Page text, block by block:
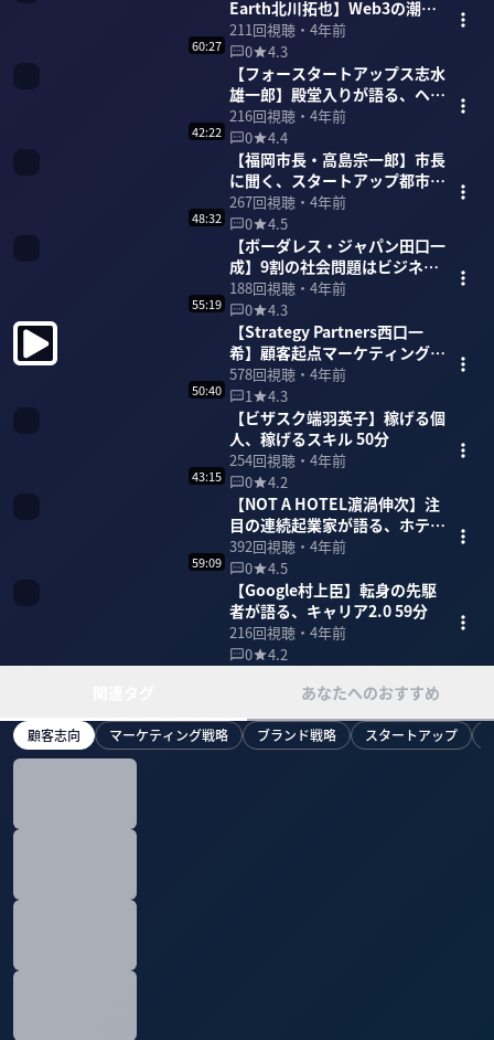
Earth北川拓也】Web3の潮流
と新しい資本主義 49分
211回視聴・ 4年前
0
4.3
60:27
【フォースタートアップス志水
雄一郎】殿堂入りが語る、ヘッ
ドハンターの世界 60分
216回視聴・ 4年前
0
4.4
42:22
【福岡市長・高島宗一郎】市長
に聞く、スタートアップ都市
「福岡」 42分
267回視聴・ 4年前
0
4.5
48:32
【ボーダレス・ジャパン田口一
成】9割の社会問題はビジネス
で解決できる 48分
188回視聴・ 4年前
0
4.3
55:19
【Strategy Partners西口一
希】顧客起点マーケティングを
語り尽くす 55分
578回視聴・ 4年前
1
4.3
50:40
【ビザスク端羽英子】稼げる個
人、稼げるスキル 50分
254回視聴・ 4年前
0
4.2
43:15
【NOT A HOTEL濵渦伸次】注
目の連続起業家が語る、ホテ
ル・住宅のDX 43分
392回視聴・ 4年前
0
4.5
59:09
【Google村上臣】転身の先駆
者が語る、キャリア2.0 59分
216回視聴・ 4年前
0
4.2
あなたへのおすすめ
顧客志向 マーケティング戦略 ブランド戦略 スタートアップ